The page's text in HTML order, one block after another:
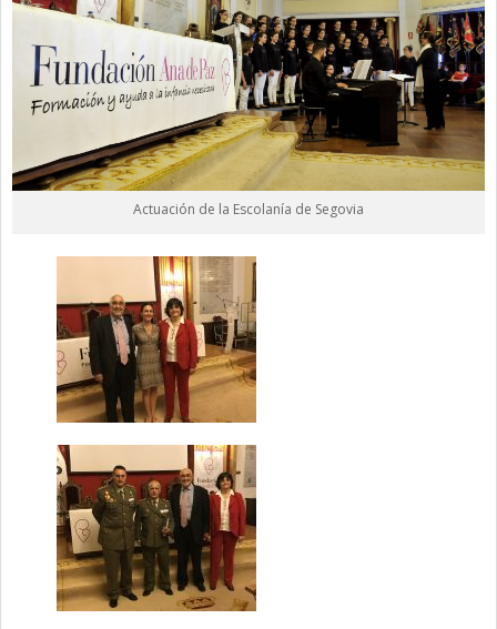
Actuación de la Escolanía de Segovia